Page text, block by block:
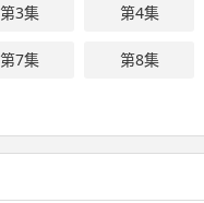
第3集 第4集
第7集 第8集